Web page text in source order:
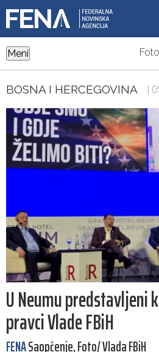
Meni Foto
BOSNA I HERCEGOVINA |
U Neumu
pravci Vlade FBiH
FENASaopćenje, Foto/ Vlada FBiH